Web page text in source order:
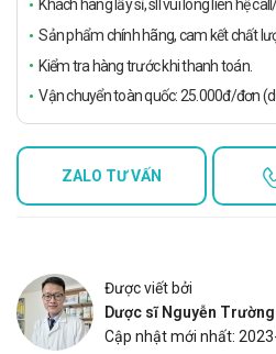
Khách hàng lấy sỉ, sll vui lòng liên hệ
Sản phẩm chính hãng, cam kết chất
Kiểm tra hàng trước khi thanh toán.
Vận chuyển toàn quốc: 25.000đ/đơn
ZALO TƯ VẤN
Được viết bởi
Dược sĩ Nguyễn Trường
Cập nhật mới nhất: